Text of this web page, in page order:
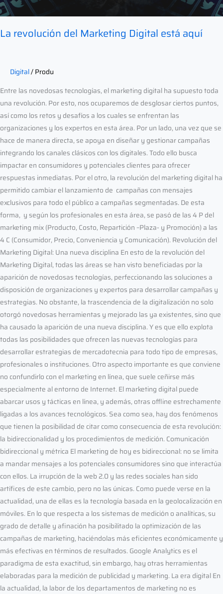
La revolución del Marketing Digital está aquí
Digital/Produ
Entre las novedosas tecnologías, el marketing digital ha supuesto toda
una revolución. Por esto, nos ocuparemos de desglosar ciertos puntos,
así como los retos y desafíos a los cuales se enfrentan las
organizaciones y los expertos en esta área. Por un lado, una vez que se
hace de manera directa, se apoya en diseñar y gestionar campañas
integrando los canales clásicos con los digitales. Todo ello busca
impactar en consumidores y potenciales clientes para ofrecer
respuestas inmediatas. Por el otro, la revolución del marketing digital ha
permitido cambiar el lanzamiento de campañas con mensajes
exclusivos para todo el público a campañas segmentadas. De esta
forma, y según los profesionales en esta área, se pasó de las 4 P del
marketing mix (Producto, Costo, Repartición –Plaza- y Promoción) a las
4 C (Consumidor, Precio, Conveniencia y Comunicación). Revolución del
Marketing Digital: Una nueva disciplina En esto de la revolución del
Marketing Digital, todas las áreas se han visto beneficiadas por la
aparición de novedosas tecnologías, perfeccionando las soluciones a
disposición de organizaciones y expertos para desarrollar campañas y
estrategias. No obstante, la trascendencia de la digitalización no solo
otorgó novedosas herramientas y mejorado las ya existentes, sino que
ha causado la aparición de una nueva disciplina. Y es que ello explota
todas las posibilidades que ofrecen las nuevas tecnologías para
desarrollar estrategias de mercadotecnia para todo tipo de empresas,
profesionales o instituciones. Otro aspecto importante es que conviene
no confundirlo con el marketing en línea, que suele ceñirse más
especialmente al entorno de Internet. El marketing digital puede
abarcar usos y tácticas en línea, y además, otras offline estrechamente
ligadas a los avances tecnológicos. Sea como sea, hay dos fenómenos
que tienen la posibilidad de citar como consecuencia de esta revolución:
la bidireccionalidad y los procedimientos de medición. Comunicación
bidireccional y métrica El marketing de hoy es bidireccional: no se limita
a mandar mensajes a los potenciales consumidores sino que interactúa
con ellos. La irrupción de la web 2.0 y las redes sociales han sido
artífices de este cambio, pero no las únicas. Como puede verse en la
actualidad, una de ellas es la tecnología basada en la geolocalización en
móviles. En lo que respecta a los sistemas de medición o analíticas, su
grado de detalle y afinación ha posibilitado la optimización de las
campañas de marketing, haciéndolas más eficientes económicamente y
más efectivas en términos de resultados. Google Analytics es el
paradigma de esta exactitud, sin embargo, hay otras herramientas
elaboradas para la medición de publicidad y marketing. La era digital En
la actualidad, la labor de los departamentos de marketing no es